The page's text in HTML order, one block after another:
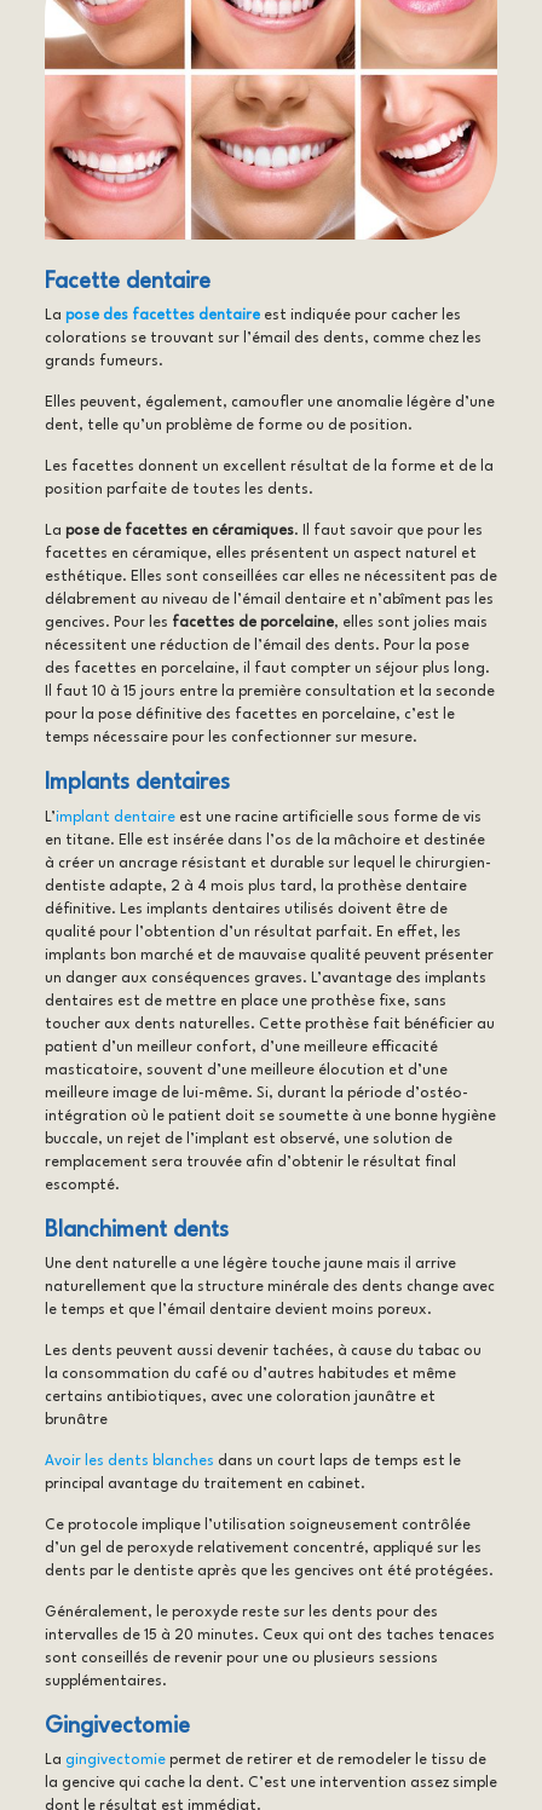
Facette dentaire
La pose des facettes dentaireest indiquée pour cacher les
colorations se trouvant sur l’émail des dents, comme chez les
grands fumeurs.
Elles peuvent, également, camoufler une anomalie légère d’une
dent, telle qu’un problème de forme ou de position.
Les facettes donnent un excellent résultat de la forme et de la
position parfaite de toutes les dents.
La pose de facettes en céramiques. Il faut savoir que pour les
facettes en céramique, elles présentent un aspect naturel et
esthétique. Elles sont conseillées car elles ne nécessitent pas de
délabrement au niveau de l’émail dentaire et n’abîment pas les
gencives. Pour les facettes de porcelaine, elles sont jolies mais
nécessitent une réduction de l’émail des dents. Pour la pose
des facettes en porcelaine, il faut compter un séjour plus long.
Il faut 10 à 15 jours entre la première consultation et la seconde
pour la pose définitive des facettes en porcelaine, c’est le
temps nécessaire pour les confectionner sur mesure.
Implants dentaires
L’implant dentaireest une racine artificielle sous forme de vis
en titane. Elle est insérée dans l’os de la mâchoire et destinée
à créer un ancrage résistant et durable sur lequel le chirurgien-
dentiste adapte, 2 à 4 mois plus tard, la prothèse dentaire
définitive. Les implants dentaires utilisés doivent être de
qualité pour l’obtention d’un résultat parfait. En effet, les
implants bon marché et de mauvaise qualité peuvent présenter
un danger aux conséquences graves. L’avantage des implants
dentaires est de mettre en place une prothèse fixe, sans
toucher aux dents naturelles. Cette prothèse fait bénéficier au
patient d’un meilleur confort, d’une meilleure efficacité
masticatoire, souvent d’une meilleure élocution et d’une
meilleure image de lui-même. Si, durant la période d’ostéo-
intégration où le patient doit se soumette à une bonne hygiène
buccale, un rejet de l’implant est observé, une solution de
remplacement sera trouvée afin d’obtenir le résultat final
escompté.
Blanchiment dents
Une dent naturelle a une légère touche jaune mais il arrive
naturellement que la structure minérale des dents change avec
le temps et que l’émail dentaire devient moins poreux.
Les dents peuvent aussi devenir tachées, à cause du tabac ou
la consommation du café ou d’autres habitudes et même
certains antibiotiques, avec une coloration jaunâtre et
brunâtre
Avoir les dents blanches dans un court laps de temps est le
principal avantage du traitement en cabinet.
Ce protocole implique l’utilisation soigneusement contrôlée
d’un gel de peroxyde relativement concentré, appliqué sur les
dents par le dentiste après que les gencives ont été protégées.
Généralement, le peroxyde reste sur les dents pour des
intervalles de 15 à 20 minutes. Ceux qui ont des taches tenaces
sont conseillés de revenir pour une ou plusieurs sessions
supplémentaires.
Gingivectomie
La gingivectomiepermet de retirer et de remodeler le tissu de
la gencive qui cache la dent. C’est une intervention assez simple
dont le résultat est immédiat.